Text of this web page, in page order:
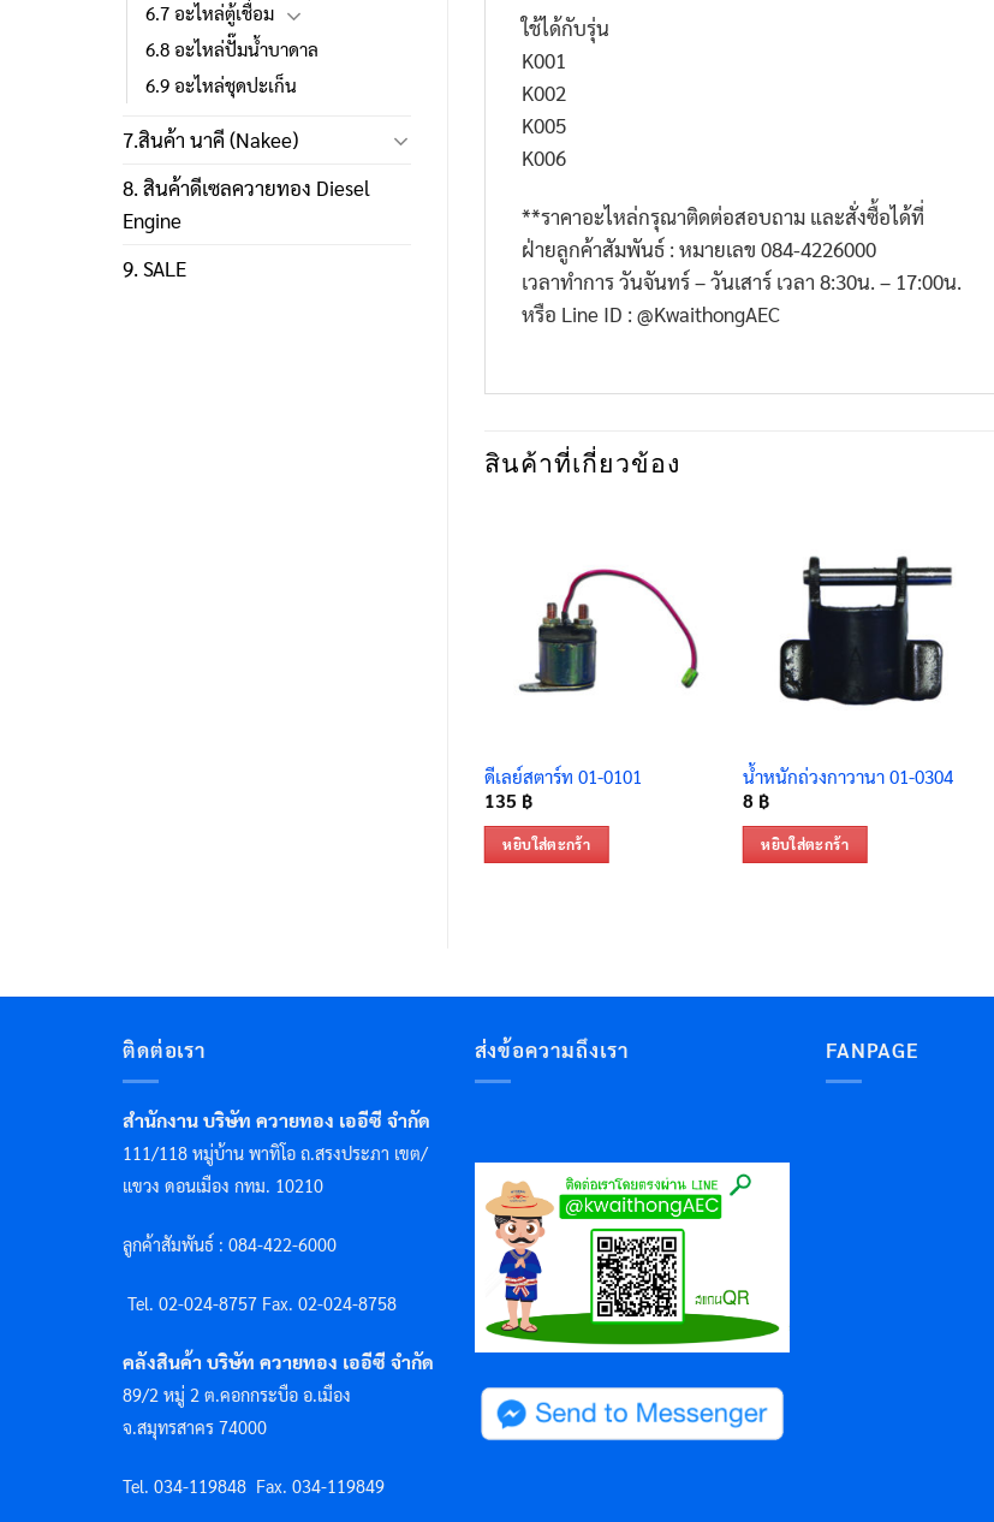
6.7 อะไหล่ตู้เชื่อม
6.8 อะไหล่ปั๊มน้ำบาดาล
6.9 อะไหล่ชุดปะเก็น
7.สินค้า นาคี (Nakee)
8. สินค้าดีเซลควายทอง Diesel
Engine
9. SALE
ใช้ได้กับรุ่น
K001
K002
K005
K006
**ราคาอะไหล่กรุณาติดต่อสอบถาม และสั่งซื้อได้ที่
ฝ่ายลูกค้าสัมพันธ์ : หมายเลข 084-4226000
เวลาทำการ วันจันทร์ – วันเสาร์ เวลา 8:30น. – 17:00น.
หรือ Line ID : @KwaithongAEC
สินค้าที่เกี่ยวข้อง
ดีเลย์สตาร์ท 01-0101
135 ฿
หยิบใส่ตะกร้า
น้ำหนักถ่วงกาวานา 01-0304
8 ฿
หยิบใส่ตะกร้า
ติดต่อเรา
สำนักงาน บริษัท ควายทอง เออีซี จำกัด
111/118 หมู่บ้าน พาทิโอ ถ.สรงประภา เขต/
แขวง ดอนเมือง กทม. 10210
ลูกค้าสัมพันธ์ : 084-422-6000
Tel. 02-024-8757 Fax. 02-024-8758
คลังสินค้า บริษัท ควายทอง เออีซี จำกัด
89/2 หมู่ 2 ต.คอกกระบือ อ.เมือง
จ.สมุทรสาคร 74000
Tel. 034-119848 Fax. 034-119849
ส่งข้อความถึงเรา FANPAGE